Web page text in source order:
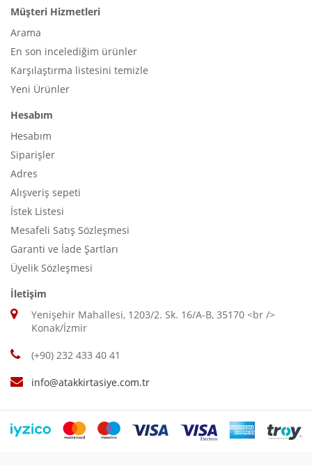
Müşteri Hizmetleri
Arama
En son incelediğim ürünler
Karşılaştırma listesini temizle
Yeni Ürünler
Hesabım
Hesabım
Siparişler
Adres
Alışveriş sepeti
İstek Listesi
Mesafeli Satış Sözleşmesi
Garanti ve İade Şartları
Üyelik Sözleşmesi
İletişim
Yenişehir Mahallesi, 1203/2. Sk. 16/A-B, 35170 <br />
Konak/İzmir
(+90) 232 433 40 41
info@atakkirtasiye.com.tr